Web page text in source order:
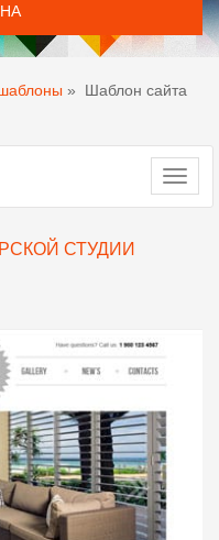
»
Шаблон сайта
СТУДИИ